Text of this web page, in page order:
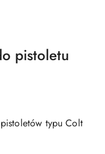
pistoletu
typu Colt